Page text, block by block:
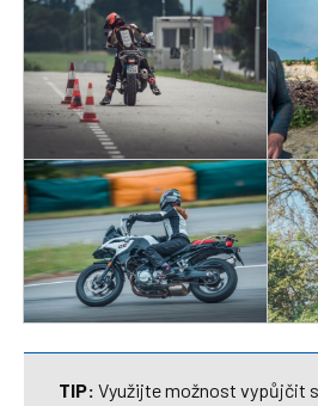
TIP: Využijte možnost vypůjčit